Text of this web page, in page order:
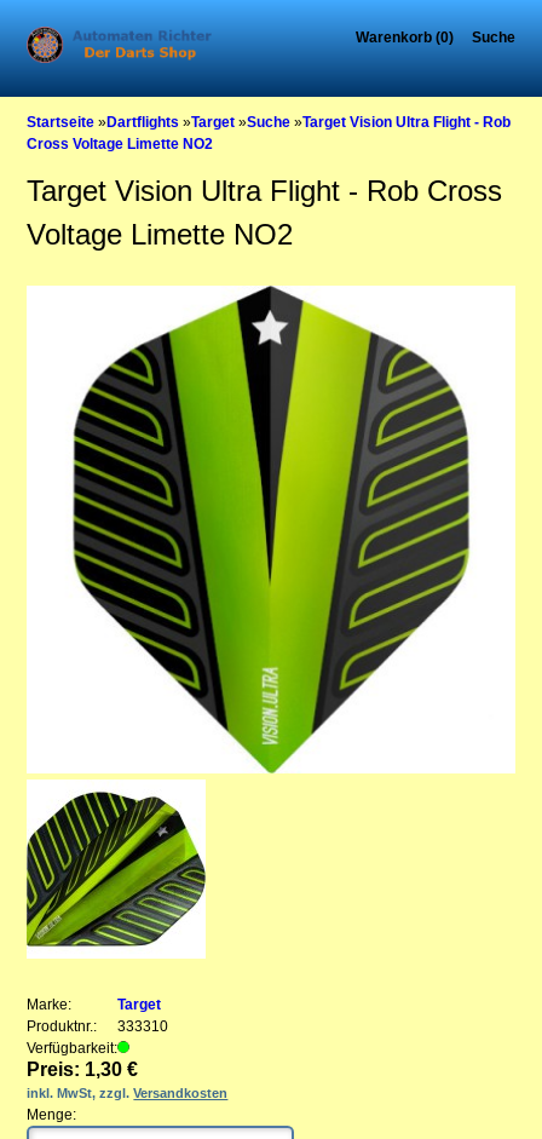
Warenkorb (0) Suche
Startseite »Dartflights »Target »Suche »Target Vision Ultra Flight - Rob
Cross Voltage Limette NO2
Target Vision Ultra Flight - Rob Cross
Voltage Limette NO2
Marke:
Target
Produktnr.:
333310
Verfügbarkeit:
Preis: 1,30 €
inkl. MwSt, zzgl.Versandkosten
Menge: